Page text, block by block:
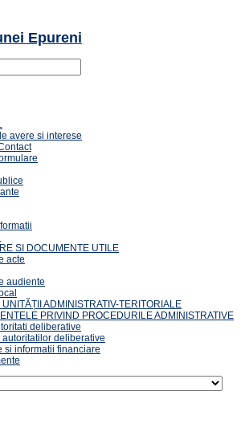
avere si interese
SI DOCUMENTE UTILE
acte
audiente
UNITĂȚII ADMINISTRATIV-TERITORIALE
PRIVIND PROCEDURILE ADMINISTRATIVE
deliberative
deliberative
si informatii financiare